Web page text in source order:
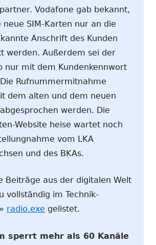
Vodafone gab bekannt,
neue SIM-Karten nur an die
Anschrift des Kunden
werden. Außerdem sei der
nur mit dem Kundenkennwort
Rufnummermitnahme
dem alten und dem neuen
werden. Die
Website heise wartet noch
vom LKA
und des BKAs.
Beiträge aus der digitalen Welt
vollständig im Technik-
radio.exe gelistet.
sperrt mehr als 60 Kanäle